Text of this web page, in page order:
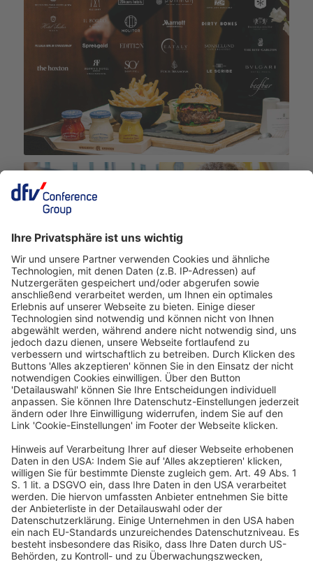
Deutscher Hotelkongress
19./20. April 2027
Kap Europa
Frankfurt